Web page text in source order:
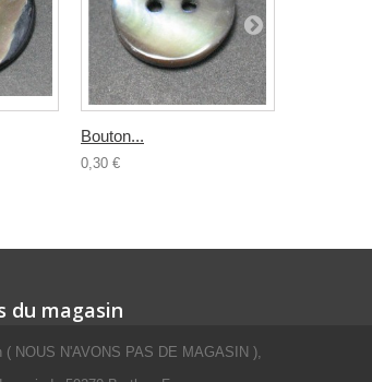
Bouton...
0,30 €
du magasin
( NOUS N'AVONS PAS DE MAGASIN ),